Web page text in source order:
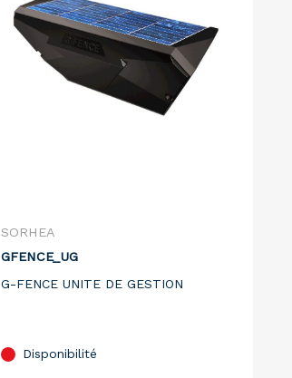
SORHEA
GFENCE_UG
G-FENCE UNITE DE GESTION
Disponibilité